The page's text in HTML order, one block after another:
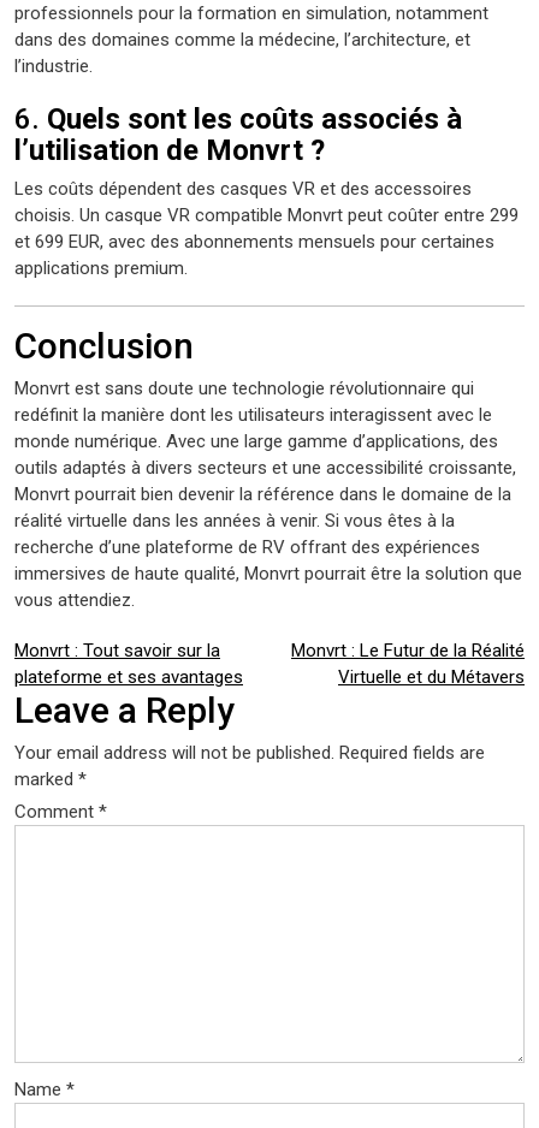
professionnels pour la formation en simulation, notamment
dans des domaines comme la médecine, l’architecture, et
l’industrie.
6. Quels sont les coûts associés à
l’utilisation de Monvrt ?
Les coûts dépendent des casques VR et des accessoires
choisis. Un casque VR compatible Monvrt peut coûter entre 299
et 699 EUR, avec des abonnements mensuels pour certaines
applications premium.
Conclusion
Monvrt est sans doute une technologie révolutionnaire qui
redéfinit la manière dont les utilisateurs interagissent avec le
monde numérique. Avec une large gamme d’applications, des
outils adaptés à divers secteurs et une accessibilité croissante,
Monvrt pourrait bien devenir la référence dans le domaine de la
réalité virtuelle dans les années à venir. Si vous êtes à la
recherche d’une plateforme de RV offrant des expériences
immersives de haute qualité, Monvrt pourrait être la solution que
vous attendiez.
Post
navigation
Monvrt : Tout savoir sur la
plateforme et ses avantages
Monvrt : Le Futur de la Réalité
Virtuelle et du Métavers
Leave a Reply
Your email address will not be published. Required fields are
marked *
Comment *
Name *